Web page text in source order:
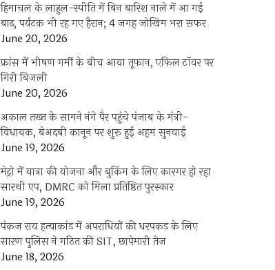
हिमाचल के लाहुल-स्पीति में बिन बारिश नाले में आ गई
बाढ़, पर्यटक भी रह गए हैरान; 4 जगह जोखिम भरा सफर
June 20, 2026
फ्रांस में भीषण गर्मी के बीच आया तूफान, एफिल टॉवर पर
गिरी बिजली
June 20, 2026
अकाल तख्त के सामने नंगे पैर पहुंचे पंजाब के मंत्री-
विधायक, बेअदबी कानून पर शुरू हुई अहम सुनवाई
June 19, 2026
मेट्रो में यात्रा की योजना और बुकिंग के लिए कारगर हो रहा
सारथी एप, DMRC को मिला प्रतिष्ठित पुरस्कार
June 19, 2026
पंकज राय हत्याकांड में अपराधियों की धरपकड़ के लिए
सारण पुलिस ने गठित की SIT, छापेमारी तेज
June 18, 2026